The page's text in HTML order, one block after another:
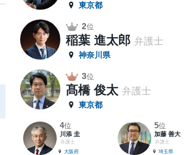
東京都
2位
稲葉 進太郎 弁護士
神奈川県
3位
髙橋 俊太 弁護士
東京都
4位
川添 圭
弁護士
大阪府
5位
加藤 善大
弁護士
埼玉県